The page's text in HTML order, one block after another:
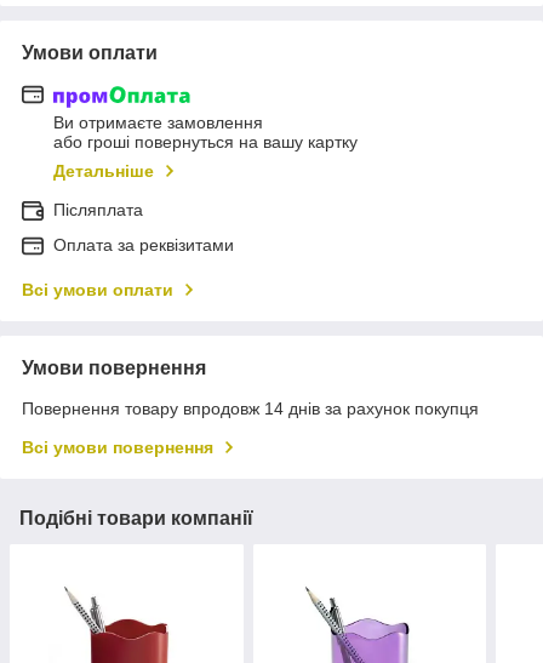
Умови оплати
Ви отримаєте замовлення
або гроші повернуться на вашу картку
Детальніше
Післяплата
Оплата за реквізитами
Всі умови оплати
Умови повернення
Повернення товару впродовж 14 днів за рахунок покупця
Всі умови повернення
Подібні товари компанії